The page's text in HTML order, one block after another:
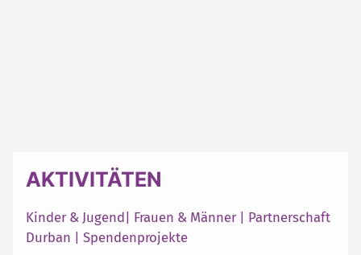
AKTIVITÄTEN
Kinder & Jugend Frauen & Männer| Partnerschaft
Durban
Spendenprojekte